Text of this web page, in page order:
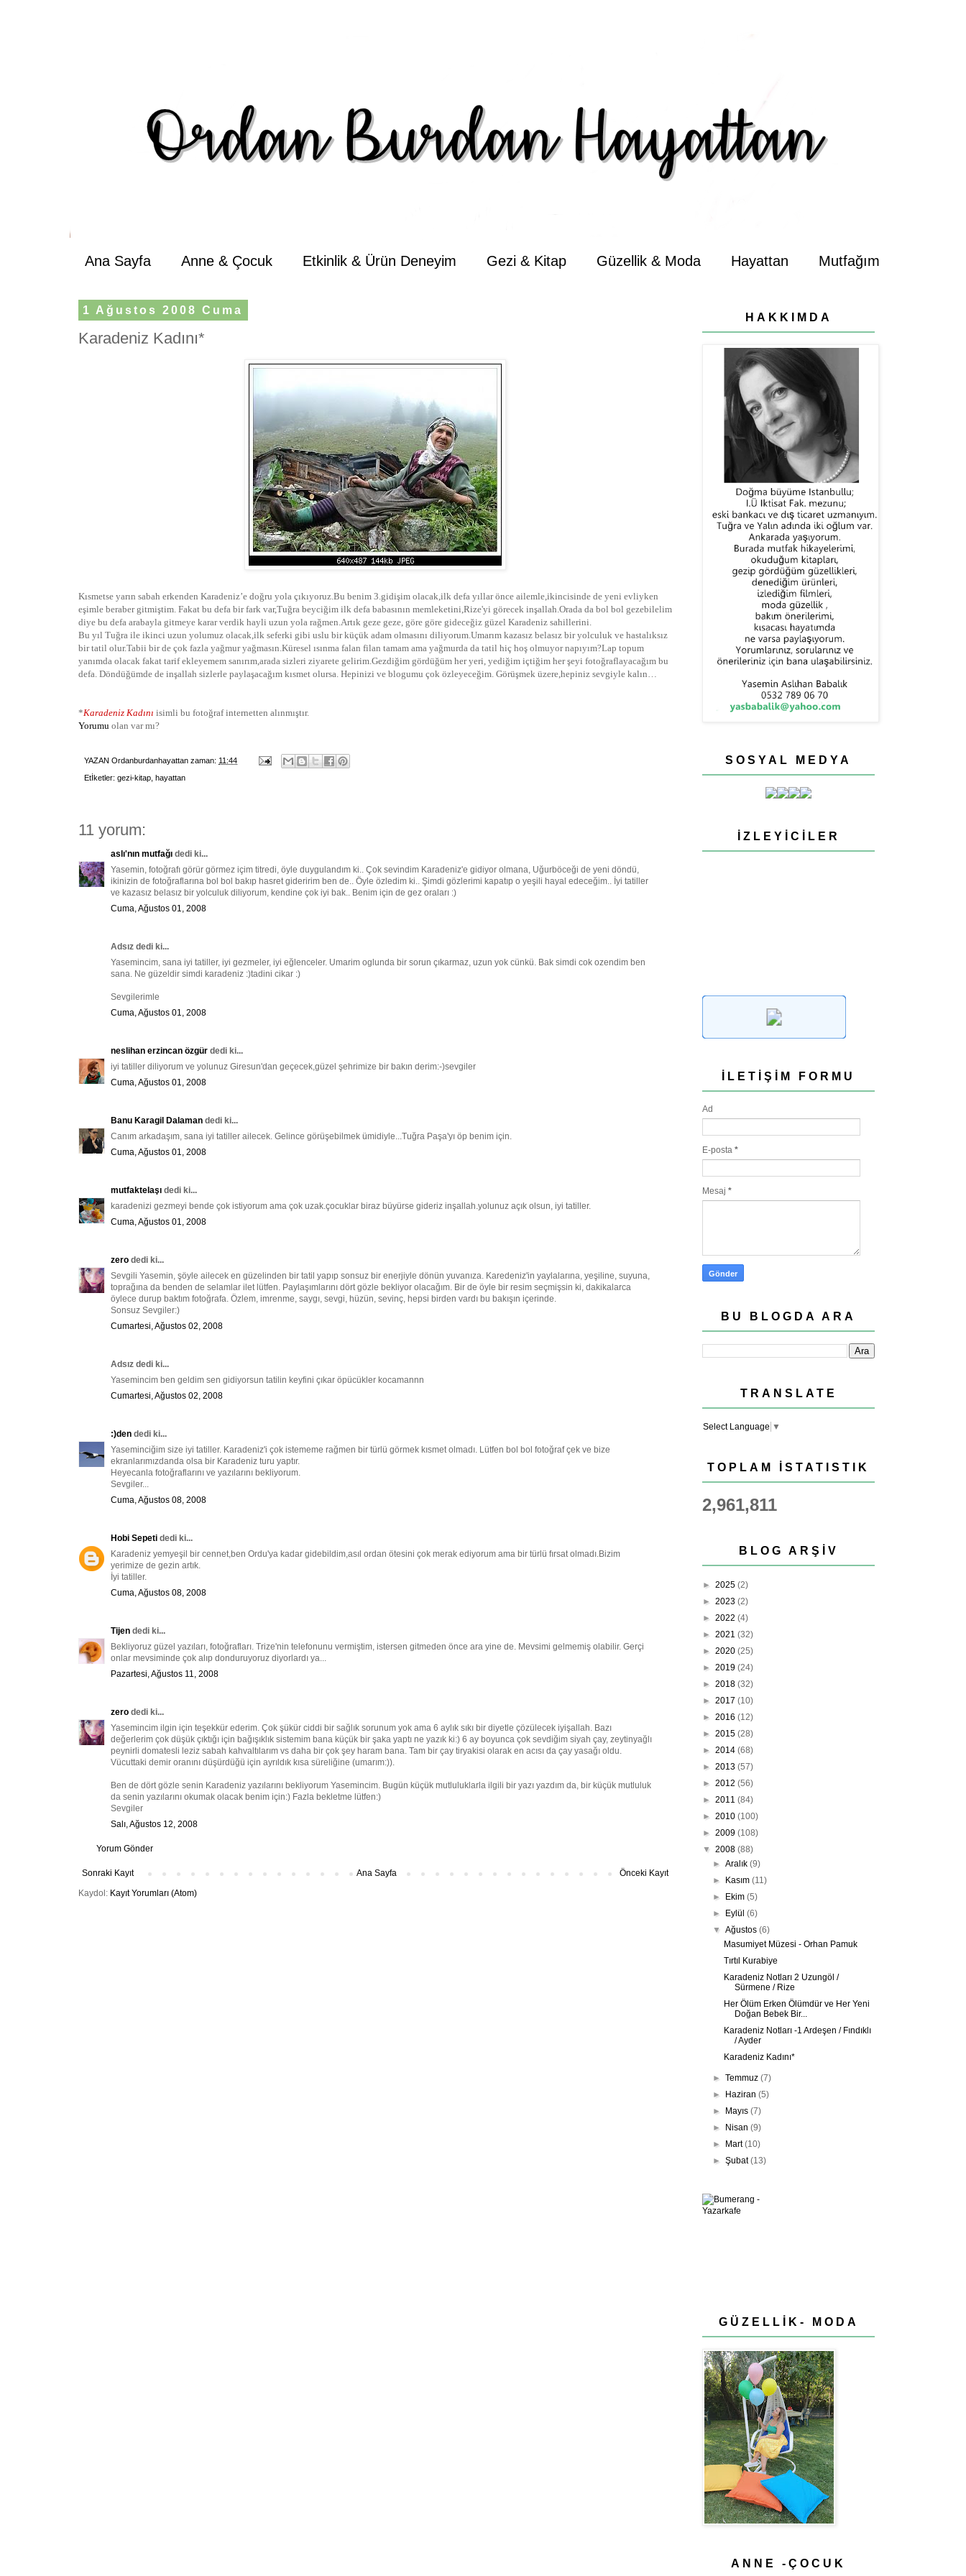
Ana Sayfa Anne & Çocuk Etkinlik & Ürün Deneyim Gezi & Kitap Güzellik & Moda Hayattan Mutfağım
1 Ağustos 2008 Cuma
Karadeniz Kadını*
Kısmetse yarın sabah erkenden Karadeniz’e doğru yola çıkıyoruz.Bu benim 3.gidişim olacak,ilk defa yıllar önce ailemle,ikincisinde de yeni evliyken
eşimle beraber gitmiştim. Fakat bu defa bir fark var,Tuğra beyciğim ilk defa babasının memleketini,Rize'yi görecek inşallah.Orada da bol bol gezebilelim
diye bu defa arabayla gitmeye karar verdik hayli uzun yola rağmen.Artık geze geze, göre göre gideceğiz güzel Karadeniz sahillerini.
Bu yıl Tuğra ile ikinci uzun yolumuz olacak,ilk seferki gibi uslu bir küçük adam olmasını diliyorum.Umarım kazasız belasız bir yolculuk ve hastalıksız
bir tatil olur.Tabii bir de çok fazla yağmur yağmasın.Küresel ısınma falan filan tamam ama yağmurda da tatil hiç hoş olmuyor napıyım?Lap topum
yanımda olacak fakat tarif ekleyemem sanırım,arada sizleri ziyarete gelirim.Gezdiğim gördüğüm her yeri, yediğim içtiğim her şeyi fotoğraflayacağım bu
defa. Döndüğümde de inşallah sizlerle paylaşacağım kısmet olursa. Hepinizi ve blogumu çok özleyeceğim. Görüşmek üzere,hepiniz sevgiyle kalın…
*Karadeniz Kadını isimli bu fotoğraf internetten alınmıştır.
Yorumu olan var mı?
YAZAN Ordanburdanhayattan zaman: 11:44
Etİketler: gezi-kitap hayattan
11 yorum:
aslı'nın mutfağı dedi ki...
Yasemin, fotoğrafı görür görmez içim titredi, öyle duygulandım ki.. Çok sevindim Karadeniz'e gidiyor olmana, Uğurböceği de yeni döndü,
ikinizin de fotoğraflarına bol bol bakıp hasret gideririm ben de.. Öyle özledim ki.. Şimdi gözlerimi kapatıp o yeşili hayal edeceğim.. İyi tatiller
ve kazasız belasız bir yolculuk diliyorum, kendine çok iyi bak.. Benim için de gez oraları :)
Cuma, Ağustos 01, 2008
Adsız dedi ki...
Yasemincim, sana iyi tatiller, iyi gezmeler, iyi eğlenceler. Umarim oglunda bir sorun çıkarmaz, uzun yok cünkü. Bak simdi cok ozendim ben
sana. Ne güzeldir simdi karadeniz :)tadini cikar :)
Sevgilerimle
Cuma, Ağustos 01, 2008
neslihan erzincan özgür dedi ki...
iyi tatiller diliyorum ve yolunuz Giresun'dan geçecek,güzel şehrimize bir bakın derim:-)sevgiler
Cuma, Ağustos 01, 2008
Banu Karagil Dalaman dedi ki...
Canım arkadaşım, sana iyi tatiller ailecek. Gelince görüşebilmek ümidiyle...Tuğra Paşa'yı öp benim için.
Cuma, Ağustos 01, 2008
mutfaktelaşı dedi ki...
karadenizi gezmeyi bende çok istiyorum ama çok uzak.çocuklar biraz büyürse gideriz inşallah.yolunuz açık olsun, iyi tatiller.
Cuma, Ağustos 01, 2008
zero dedi ki...
Sevgili Yasemin, şöyle ailecek en güzelinden bir tatil yapıp sonsuz bir enerjiyle dönün yuvanıza. Karedeniz'in yaylalarına, yeşiline, suyuna,
toprağına da benden de selamlar ilet lütfen. Paylaşımlarını dört gözle bekliyor olacağım. Bir de öyle bir resim seçmişsin ki, dakikalarca
öylece durup baktım fotoğrafa. Özlem, imrenme, saygı, sevgi, hüzün, sevinç, hepsi birden vardı bu bakışın içerinde.
Sonsuz Sevgiler:)
Cumartesi, Ağustos 02, 2008
Adsız dedi ki...
Yasemincim ben geldim sen gidiyorsun tatilin keyfini çıkar öpücükler kocamannn
Cumartesi, Ağustos 02, 2008
:)den dedi ki...
Yaseminciğim size iyi tatiller. Karadeniz'i çok istememe rağmen bir türlü görmek kısmet olmadı. Lütfen bol bol fotoğraf çek ve bize
ekranlarımızdanda olsa bir Karadeniz turu yaptır.
Heyecanla fotoğraflarını ve yazılarını bekliyorum.
Sevgiler...
Cuma, Ağustos 08, 2008
Hobi Sepeti dedi ki...
Karadeniz yemyeşil bir cennet,ben Ordu'ya kadar gidebildim,asıl ordan ötesini çok merak ediyorum ama bir türlü fırsat olmadı.Bizim
yerimize de gezin artık.
İyi tatiller.
Cuma, Ağustos 08, 2008
Tijen dedi ki...
Bekliyoruz güzel yazıları, fotoğrafları. Trize'nin telefonunu vermiştim, istersen gitmeden önce ara yine de. Mevsimi gelmemiş olabilir. Gerçi
onlar mevsiminde çok alıp donduruyoruz diyorlardı ya...
Pazartesi, Ağustos 11, 2008
zero dedi ki...
Yasemincim ilgin için teşekkür ederim. Çok şükür ciddi bir sağlık sorunum yok ama 6 aylık sıkı bir diyetle çözülecek iyişallah. Bazı
değerlerim çok düşük çıktığı için bağışıklık sistemim bana küçük bir şaka yaptı ne yazık ki:) 6 ay boyunca çok sevdiğim siyah çay, zeytinyağlı
peynirli domatesli leziz sabah kahvaltılarım vs daha bir çok şey haram bana. Tam bir çay tiryakisi olarak en acısı da çay yasağı oldu.
Vücuttaki demir oranını düşürdüğü için ayrıldık kısa süreliğine (umarım:)).
Ben de dört gözle senin Karadeniz yazılarını bekliyorum Yasemincim. Bugün küçük mutluluklarla ilgili bir yazı yazdım da, bir küçük mutluluk
da senin yazılarını okumak olacak benim için:) Fazla bekletme lütfen:)
Sevgiler
Salı, Ağustos 12, 2008
Yorum Gönder
Sonraki Kayıt Önceki Kayıt
Ana Sayfa
Kaydol: Kayıt Yorumları (Atom)
HAKKIMDA
SOSYAL MEDYA
İZLEYICILER
İLETIŞIM FORMU
Ad
E-posta *
Mesaj *
BU BLOGDA ARA
TRANSLATE
Select Language ▼
TOPLAM İSTATISTIK
2,961,811
BLOG ARŞIV
► 2025 (2)
► 2023 (2)
► 2022 (4)
► 2021 (32)
► 2020 (25)
► 2019 (24)
► 2018 (32)
► 2017 (10)
► 2016 (12)
► 2015 (28)
► 2014 (68)
► 2013 (57)
► 2012 (56)
► 2011 (84)
► 2010 (100)
► 2009 (108)
▼ 2008 (88)
►Aralık(9)
► Kasım(11)
► Ekim(5)
► Eylül(6)
▼Ağustos(6)
Masumiyet Müzesi - Orhan Pamuk
Tırtıl Kurabiye
Karadeniz Notları 2 Uzungöl /
Sürmene / Rize
Her Ölüm Erken Ölümdür ve Her Yeni
Doğan Bebek Bir...
Karadeniz Notları -1 Ardeşen / Fındıklı
/ Ayder
Karadeniz Kadını*
►Temmuz(7)
► Haziran(5)
► Mayıs(7)
► Nisan(9)
► Mart(10)
►Şubat(13)
GÜZELLİK- MODA
ANNE -ÇOCUK